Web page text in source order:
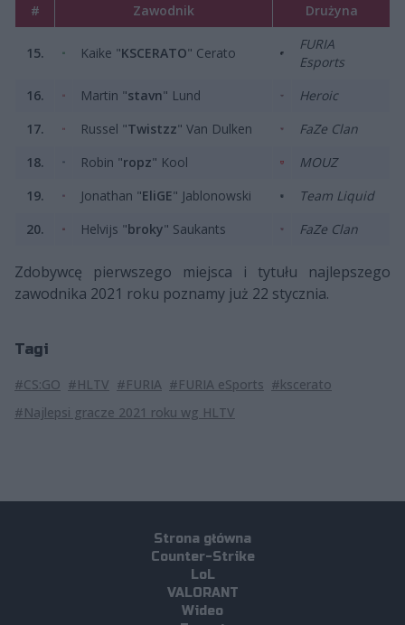
# Zawodnik Drużyna
15. Kaike "⁠KSCERATO⁠" Cerato
FURIA
Esports
16.
Martin "⁠stavn⁠" Lund
Heroic
17.
Russel "⁠Twistzz⁠" Van Dulken
FaZe Clan
18.
Robin "ropz" Kool
MOUZ
19.
Jonathan "⁠EliGE⁠" Jablonowski
Team Liquid
20.
Helvijs "broky" Saukants FaZe Clan
Zdobywcę pierwszego miejsca i tytułu najlepszego
zawodnika 2021 roku poznamy już 22 stycznia.
Tagi
#CS:GO #HLTV #FURIA #FURIA eSports #kscerato
#Najlepsi gracze 2021 roku wg HLTV
Strona główna
Counter-Strike
LoL
VALORANT
Wideo